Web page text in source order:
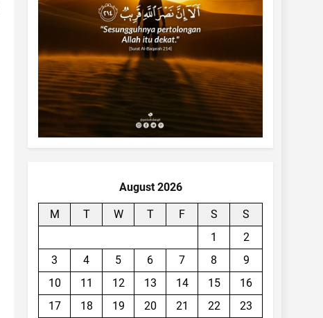
August 2026
M T W T F S
S
1
2
3
4 5 6 7 8
9
10
11 12 13 14 15
16
17
18 19 20 21 22
23